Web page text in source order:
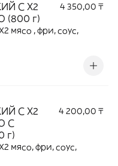
С Х2
(800 г)
4 350,00 ₸
С Х2
С
г)
4 200,00 ₸